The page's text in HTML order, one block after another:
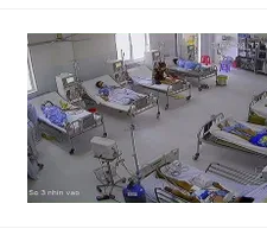
Hitech Công nghệ
Sản phẩm
Thị trường
Tư vấn